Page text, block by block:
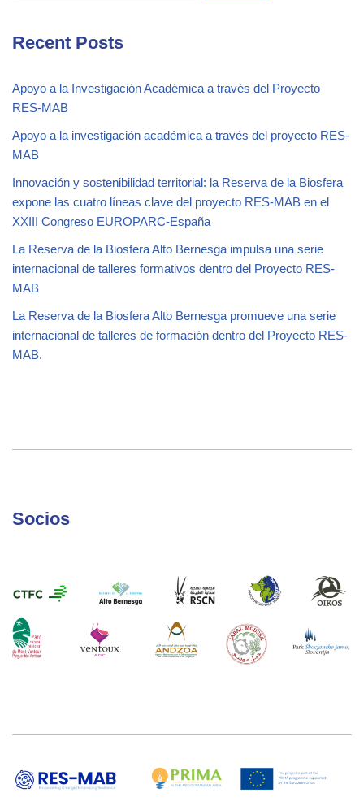
Recent Posts
Apoyo a la Investigación Académica a través del Proyecto
RES-MAB
Apoyo a la investigación académica a través del proyecto RES-
MAB
Innovación y sostenibilidad territorial: la Reserva de la Biosfera
expone las cuatro líneas clave del proyecto RES-MAB en el
XXIII Congreso EUROPARC-España
La Reserva de la Biosfera Alto Bernesga impulsa una serie
internacional de talleres formativos dentro del Proyecto RES-
MAB
La Reserva de la Biosfera Alto Bernesga promueve una serie
internacional de talleres de formación dentro del Proyecto RES-
MAB.
Socios